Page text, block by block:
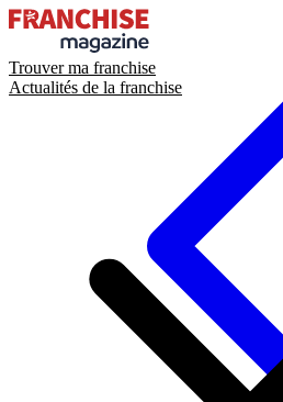
Trouver ma franchise
Actualités de la franchise